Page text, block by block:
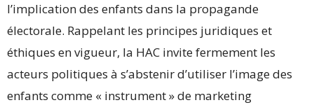
l’implication des enfants dans la propagande
électorale. Rappelant les principes juridiques et
éthiques en vigueur, la HAC invite fermement les
acteurs politiques à s’abstenir d’utiliser l’image des
enfants comme « instrument » de marketing